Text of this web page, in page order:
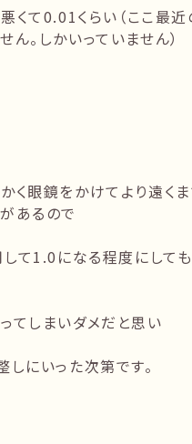
くて0.01くらい（ここ最
ん。しかいっていません）
く眼鏡をかけてより遠くま
あるので
て1.0になる程度にしても
てしまいダメだと思い
しにいった次第です。